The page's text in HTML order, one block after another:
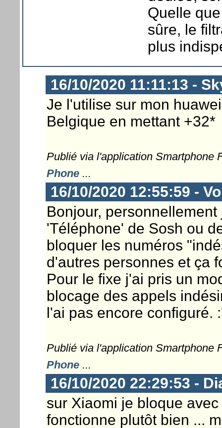
Quelle
sûre, le
plus
16/10/2020 11:11:13 -
Je l'utilise sur mon
Belgique en mettant +32*
Publié via l'application Smartphone
Phone...
16/10/2020 12:55:59 -
Bonjour,
'Téléphone' de Sosh ou
bloquer les numéros
d'autres personnes et ça
Pour le fixe j'ai pris un
blocage des appels
l'ai pas encore configuré.
Publié via l'application Smartphone
Phone...
16/10/2020 22:29:53 -
sur Xiaomi je bloque
fonctionne plutôt bien ...